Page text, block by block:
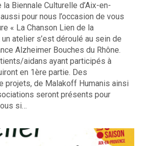
Biennale Culturelle d’Aix-en-
pour nous l’occasion de vous
« La Chanson Lien de la
atelier s’est déroulé au sein de
Alzheimer Bouches du Rhône.
aidans ayant participés à
en 1ère partie. Des
projets, de Malakoff Humanis ainsi
seront présents pour
si…